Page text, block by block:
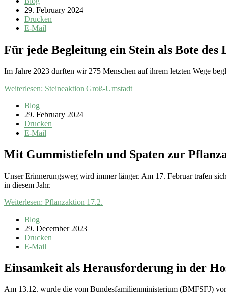
29. February 2024
Drucken
E-Mail
Für jede Begleitung ein Stein als Bote des
Im Jahre 2023 durften wir 275 Menschen auf ihrem letzten Wege
Weiterlesen: Steineaktion Groß-Umstadt
Blog
29. February 2024
Drucken
E-Mail
Mit Gummistiefeln und Spaten zur
Unser Erinnerungsweg wird immer länger. Am 17. Februar trafen
in diesem Jahr.
Weiterlesen: Pflanzaktion 17.2.
Blog
29. December 2023
Drucken
E-Mail
Einsamkeit als Herausforderung in der
Am 13.12. wurde die vom Bundesfamilienministerium (BMFSFJ)